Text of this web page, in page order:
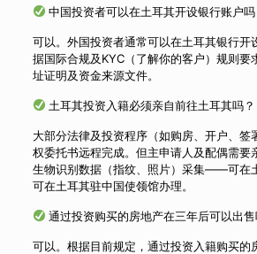
中国投资者可以在土耳其开设银行账户吗
可以。外国投资者通常可以在土耳其银行开
据国际合规及KYC（了解你的客户）规则要
址证明及资金来源文件。
土耳其投资入籍必须亲自前往土耳其吗？
大部分法律及投资程序（如购房、开户、签
权委托书远程完成。但主申请人及配偶需要
生物识别数据（指纹、照片）采集——可在
可在土耳其驻中国使领馆办理。
通过投资购买的房地产在三年后可以出售
可以。根据目前规定，通过投资入籍购买的